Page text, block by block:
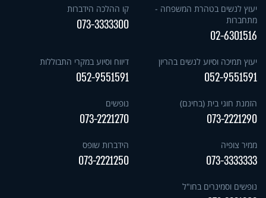
יעוץ לנשים בטהרת המשפחה -
מתחברות
02-6301516
קו ההלכה הידברות
073-3333300
יעוץ תמיכה וסיוע לנשים בהריון
052-9551591
דיווח וסיוע במקרי התבוללות
052-9551591
הזמנת חוגי בית (בחינם)
073-2221290
נופשים
073-2221270
ממיר צופיה
073-3333333
הידברות שופס
073-2221250
נופשים וסמינרים בחו"ל